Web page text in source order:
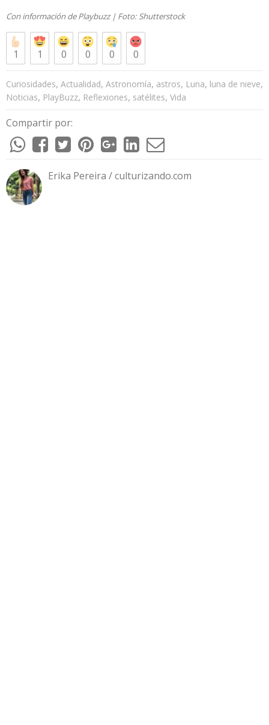
Con información de Playbuzz | Foto: Shutterstock
1 1 0 0 0 0
Curiosidades, Actualidad, Astronomía, astros, Luna, luna de nieve,
Noticias, PlayBuzz, Reflexiones, satélites, Vida
Compartir por:
Erika Pereira / culturizando.com